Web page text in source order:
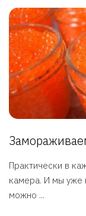
Практически в
камера. И мы уже
можно ...